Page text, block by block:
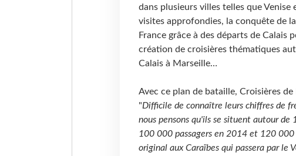
dans plusieurs villes telles que
visites approfondies, la conquête de
France grâce à des départs de Calais
création de croisières thématiques
Calais à Marseille…
Avec ce plan de bataille, Croisières
"Difficile de connaître leurs chiffres de
nous pensons qu'ils se situent autour de
100 000 passagers en 2014 et 120
original aux Caraïbes qui passera par le